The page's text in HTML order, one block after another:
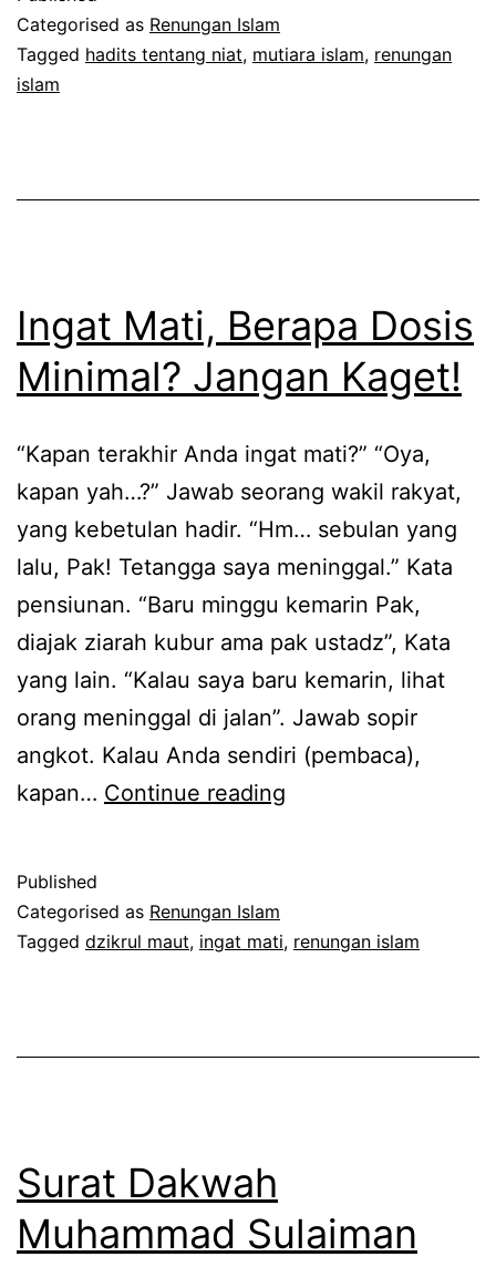
dengan
Categorised as Renungan Islam
Tagged hadits tentang niat, mutiara islam, renungan
islam
Ingat Mati, Berapa Dosis
Minimal? Jangan Kaget!
“Kapan terakhir Anda ingat mati?” “Oya,
kapan yah…?” Jawab seorang wakil rakyat,
yang kebetulan hadir. “Hm… sebulan yang
lalu, Pak! Tetangga saya meninggal.” Kata
pensiunan. “Baru minggu kemarin Pak,
diajak ziarah kubur ama pak ustadz”, Kata
yang lain. “Kalau saya baru kemarin, lihat
orang meninggal di jalan”. Jawab sopir
angkot. Kalau Anda sendiri (pembaca),
kapan… Continue reading
Minimal?
Published
Categorised as Renungan Islam
Tagged dzikrul maut, ingat mati, renungan islam
Surat Dakwah
Muhammad Sulaiman